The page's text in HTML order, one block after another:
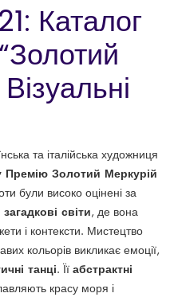
Каталог
та італійська художниця
Премію Золотий Меркурій
були високо оцінені за
світи, де вона
і контексти. Мистецтво
кольорів викликає емоції,
танці. Її абстрактні
красу моря і